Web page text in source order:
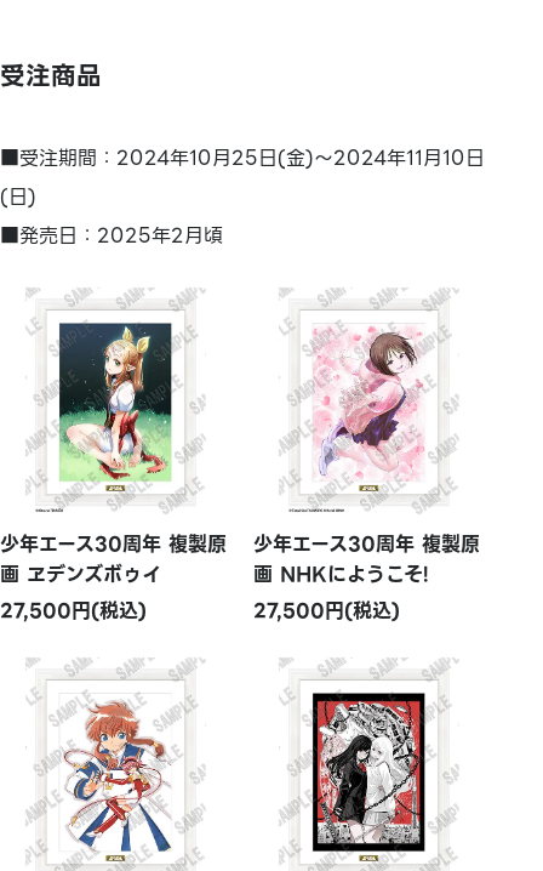
受注商品
■受注期間：2024年10月25日(金)～2024年11月10日
(日)
■発売日：2025年2月頃
少年エース30周年 複製原
画 ヱデンズボゥイ
27,500円(税込)
少年エース30周年 複製原
画 NHKにようこそ!
27,500円(税込)